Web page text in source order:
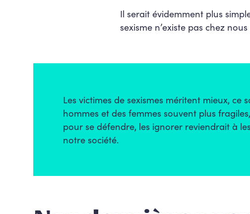
Il serait évidemment plus
sexisme n’existe pas chez
Les victimes de sexismes méritent mieux, ce
hommes et des femmes souvent plus
pour se défendre, les ignorer reviendrait à
notre société.